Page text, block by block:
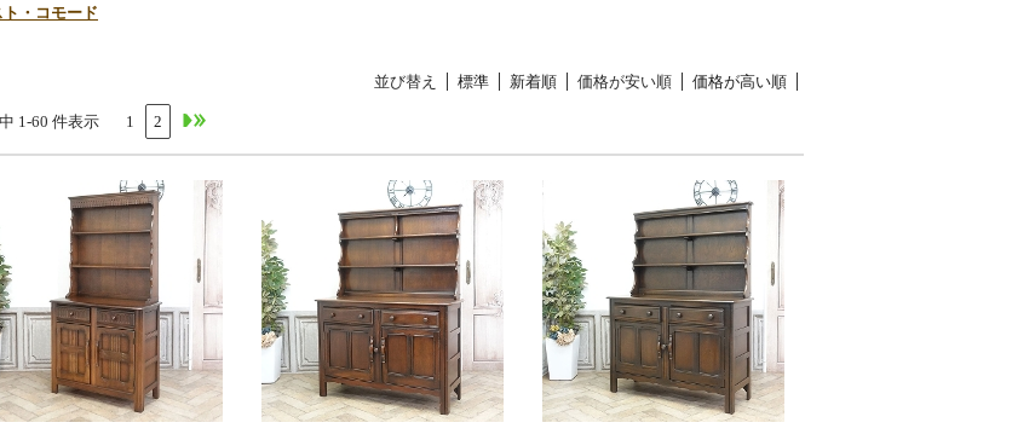
・コモード
並び替え 標準 新着順 価格が安い順 価格が高い順
1-60 件表示 1 2